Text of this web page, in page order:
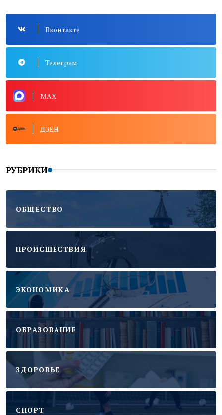
Вконтакте
Телеграм
MAX
ДЗЕН
РУБРИКИ
ОБЩЕСТВО
ПРОИСШЕСТВИЯ
ЭКОНОМИКА
ОБРАЗОВАНИЕ
ЗДОРОВЬЕ
CПОРТ